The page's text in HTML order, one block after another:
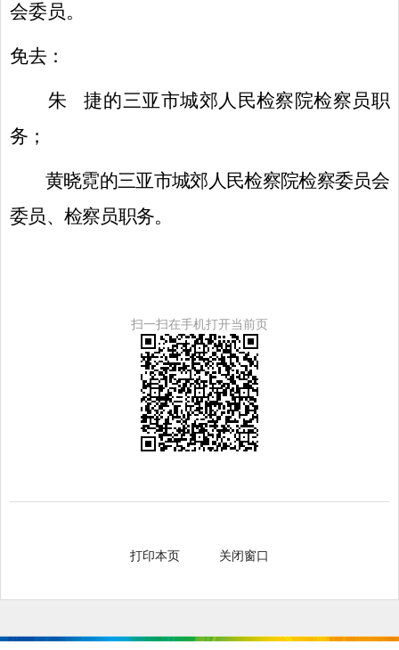
会委员。
免去：
朱 捷的三亚市城郊人民检察院检察员职
务；
黄晓霓的三亚市城郊人民检察院检察委员会
委员、检察员职务。
扫一扫在手机打开当前页
打印本页 关闭窗口